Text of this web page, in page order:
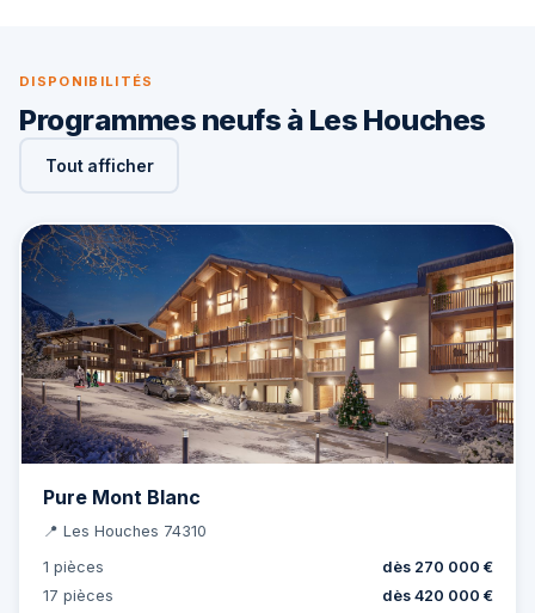
DISPONIBILITÉS
Programmes neufs à Les Houches
Tout afficher
Pure Mont Blanc
📍 Les Houches 74310
1 pièces
dès 270 000 €
17 pièces
dès 420 000 €